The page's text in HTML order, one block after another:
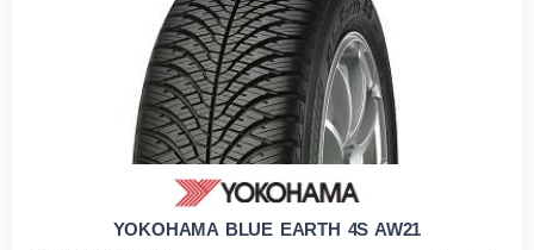
YOKOHAMA BLUE EARTH 4S AW21